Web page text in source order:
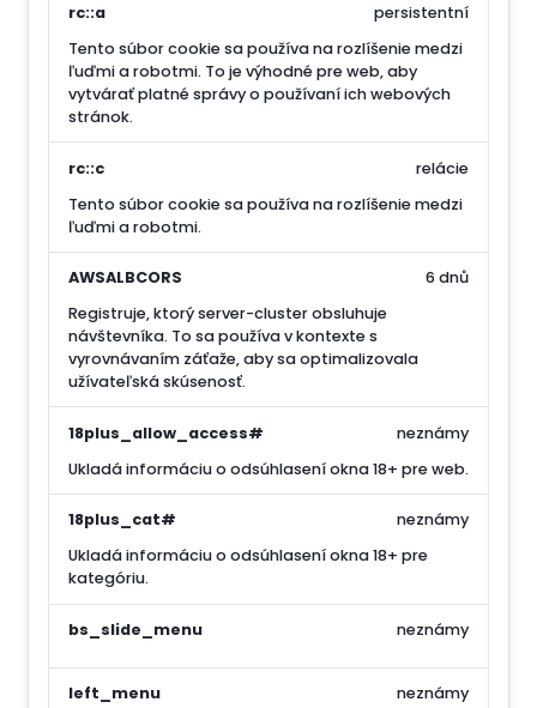
rc::a
Tento súbor cookie sa používa na rozlíšenie medzi
ľuďmi a robotmi. To je výhodné pre web, aby
vytvárať platné správy o používaní ich webových
stránok.
persistentní
rc::c
Tento súbor cookie sa používa na rozlíšenie medzi
ľuďmi a robotmi.
relácie
AWSALBCORS
Registruje, ktorý server-cluster obsluhuje
návštevníka. To sa používa v kontexte s
vyrovnávaním záťaže, aby sa optimalizovala
užívateľská skúsenosť.
6 dnů
18plus_allow_access#
Ukladá informáciu o odsúhlasení okna 18+ pre web.
neznámy
18plus_cat#
Ukladá informáciu o odsúhlasení okna 18+ pre
kategóriu.
neznámy
bs_slide_menu neznámy
left_menu
neznámy